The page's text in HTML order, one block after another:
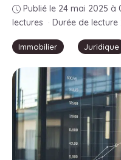
Immobilier Juridique
Publié le 24 mai 2025 à
lectures · Durée de